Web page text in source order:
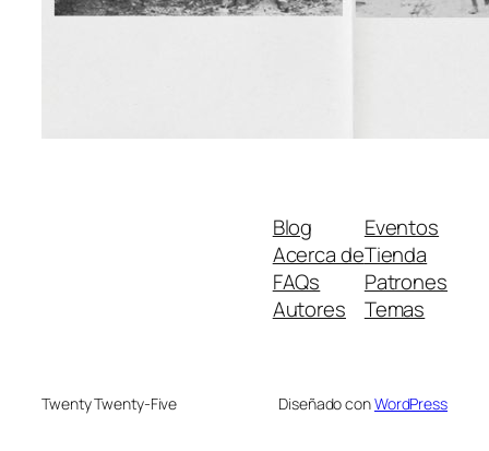
Blog
Acerca de
FAQs
Autores
Eventos
Tienda
Patrones
Temas
Twenty Twenty-Five Diseñado conWordPress